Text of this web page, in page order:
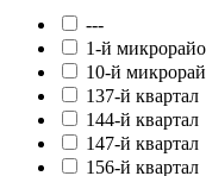
---
1-й
10-й
137-й квартал
144-й квартал
147-й квартал
156-й квартал